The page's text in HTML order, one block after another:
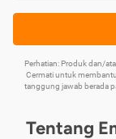
Perhatian: Produk dan/
Cermati untuk
tanggung jawab berada
Tentang